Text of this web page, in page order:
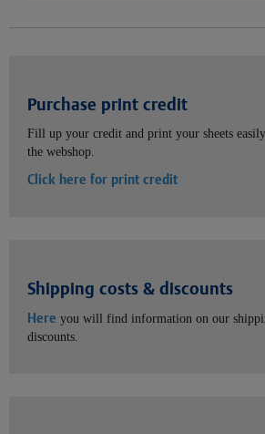
Purchase print credit
Fill up your credit and print your sheets
the webshop.
Click here for print credit
Shipping costs & discounts
Here you will find information on our
discounts.